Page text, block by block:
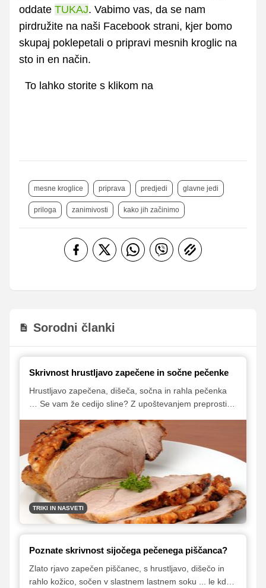
oddate TUKAJ. Vabimo vas, da se nam
pirdružite na naši Facebook strani, kjer bomo
skupaj poklepetali o pripravi mesnih kroglic na
sto in en način.
To lahko storite s klikom na
mesne kroglice priprava predjedi glavne jedi
priloga zanimivosti kako jih začinimo
Sorodni članki
Skrivnost hrustljavo zapečene in sočne pečenke
Hrustljavo zapečena, dišeča, sočna in rahla pečenka
… Se vam že cedijo sline? Z upoštevanjem preprostih
bo pozabljena.
TRIKI IN NASVETI
Poznate skrivnost sijočega pečenega piščanca?
Zlato rjavo zapečen piščanec, s hrustljavo, dišečo in
rahlo kožico, sočen v slastnem lastnem soku ... le kdo